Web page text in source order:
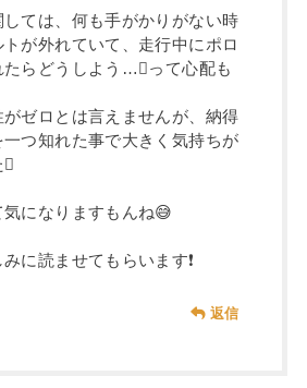
しては、何も手がかりがない時
が外れていて、走行中にポロ
たらどうしよう…って心配も
がゼロとは言えませんが、納得
つ知れた事で大きく気持ちが

になりますもんね😅
に読ませてもらいます❗
返信